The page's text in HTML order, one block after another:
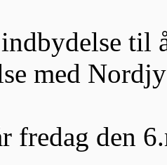
til
med
fredag den